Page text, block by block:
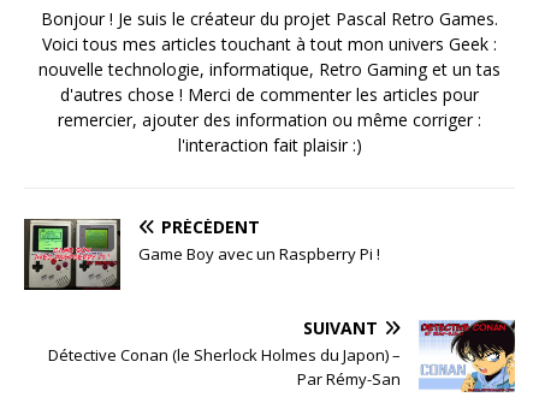
Bonjour ! Je suis le créateur du projet Pascal Retro Games.
Voici tous mes articles touchant à tout mon univers Geek :
nouvelle technologie, informatique, Retro Gaming et un tas
d'autres chose ! Merci de commenter les articles pour
remercier, ajouter des information ou même corriger :
l'interaction fait plaisir :)
PRÉCÉDENT
Game Boy avec un Raspberry Pi !
SUIVANT
Détective Conan (le Sherlock Holmes du Japon) –
Par Rémy-San